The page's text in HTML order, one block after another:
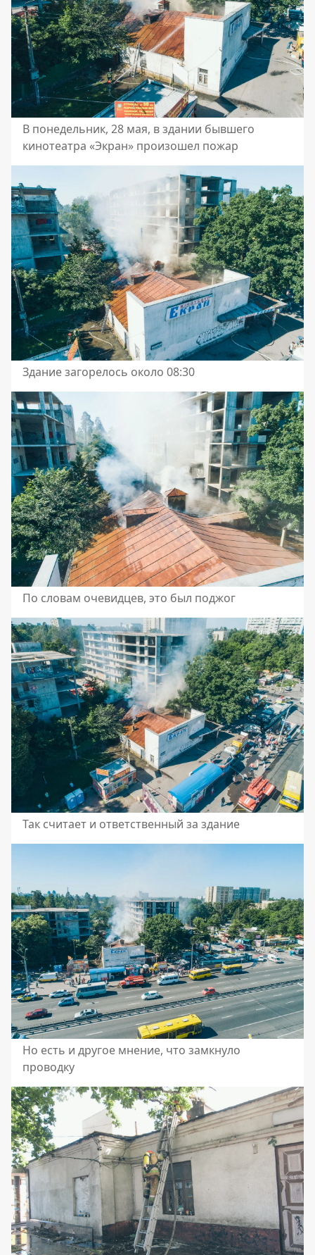
В понедельник, 28 мая, в здании бывшего
кинотеатра «Экран» произошел пожар
Здание загорелось около 08:30
По словам очевидцев, это был поджог
Так считает и ответственный за здание
Но есть и другое мнение, что замкнуло
проводку